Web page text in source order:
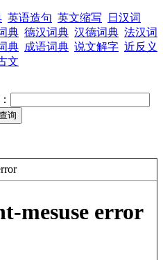
英语造句 英文缩写
日汉词
典 德汉词典 汉德词典 法汉词
典 成语词典 说文解字 近反义
文
mesuse error